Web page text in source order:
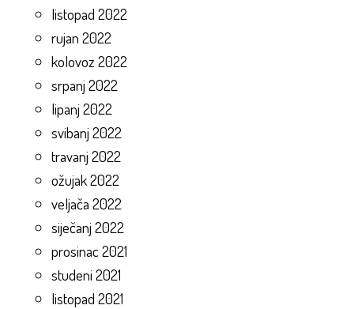
listopad 2022
rujan 2022
kolovoz 2022
srpanj 2022
lipanj 2022
svibanj 2022
travanj 2022
ožujak 2022
veljača 2022
siječanj 2022
prosinac 2021
studeni 2021
listopad 2021